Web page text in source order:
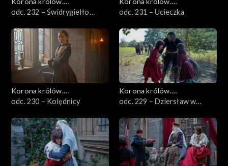
Jagiellonowie
odc. 232 – Świdrygiełło
Jagiellonowie
odc. 231 – Ucieczka
Korona królów.
Jagiellonowie
odc. 230 – Kolędnicy
Korona królów.
Jagiellonowie
odc. 229 – Dziersław w